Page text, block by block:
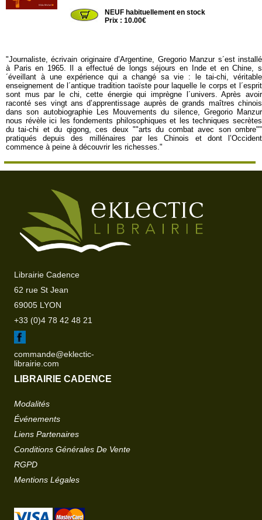
NEUF habituellement en stock
Prix : 10.00€
"Journaliste, écrivain originaire d’Argentine, Gregorio Manzur s´est installé
à Paris en 1965. Il a effectué de longs séjours en Inde et en Chine, s
´éveillant à une expérience qui a changé sa vie : le tai-chi, véritable
enseignement de l´antique tradition taoïste pour laquelle le corps et l´esprit
sont mus par le chi, cette énergie qui imprègne l´univers. Après avoir
raconté ses vingt ans d’apprentissage auprès de grands maîtres chinois
dans son autobiographie Les Mouvements du silence, Gregorio Manzur
nous révèle ici les fondements philosophiques et les techniques secrètes
du tai-chi et du qigong, ces deux ""arts du combat avec son ombre""
pratiqués depuis des millénaires par les Chinois et dont l’Occident
commence à peine à découvrir les richesses."
Librairie Cadence
62 rue St Jean
69005 LYON
+33 (0)4 78 42 48 21
commande@eklectic-
librairie.com
LIBRAIRIE CADENCE
Modalités
Événements
Liens Partenaires
Conditions Générales De Vente
RGPD
Mentions Légales